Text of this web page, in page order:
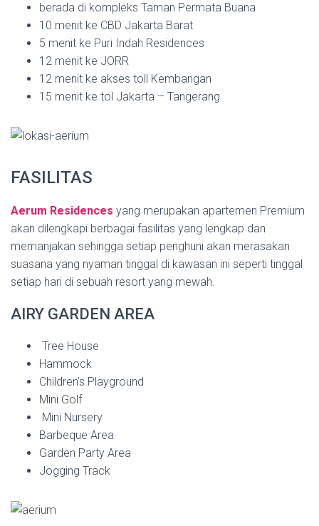
berada di kompleks Taman Permata Buana
10 menit ke CBD Jakarta Barat
5 menit ke Puri Indah Residences
12 menit ke JORR
12 menit ke akses toll Kembangan
15 menit ke tol Jakarta – Tangerang
FASILITAS
Aerum Residences yang merupakan apartemen Premium
akan dilengkapi berbagai fasilitas yang lengkap dan
memanjakan sehingga setiap penghuni akan merasakan
suasana yang nyaman tinggal di kawasan ini seperti tinggal
setiap hari di sebuah resort yang mewah.
AIRY GARDEN AREA
Tree House
Hammock
Children’s Playground
Mini Golf
Mini Nursery
Barbeque Area
Garden Party Area
Jogging Track